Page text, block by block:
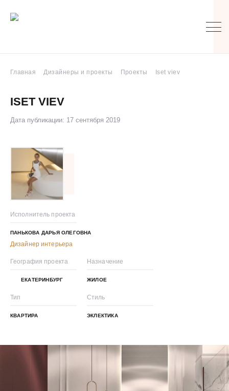
Главная Дизайнеры и проекты Проекты Iset viev
ISET VIEV
Дата публикации: 17 сентября 2019
Исполнитель проекта
ПАНЬКОВА ДАРЬЯ ОЛЕГОВНА
Дизайнер интерьера
География проекта
ЕКАТЕРИНБУРГ
Назначение
ЖИЛОЕ
Тип
КВАРТИРА
Стиль
ЭКЛЕКТИКА